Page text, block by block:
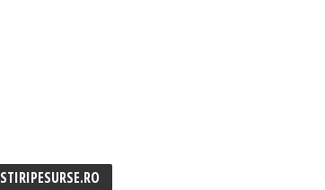
STIRIPESURSE.RO